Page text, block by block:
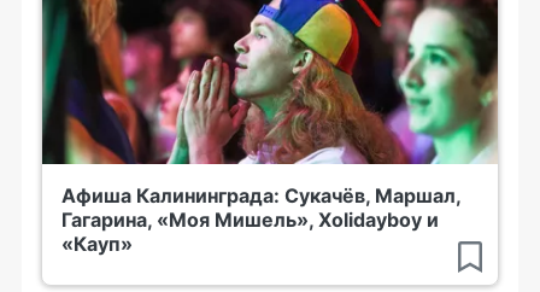
Афиша Калининграда: Сукачёв, Маршал,
Гагарина, «Моя Мишель», Xolidayboy и
«Кауп»